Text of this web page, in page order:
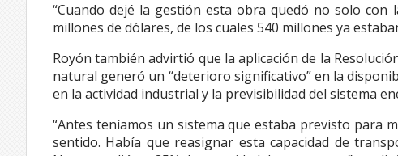
“Cuando dejé la gestión esta obra quedó no solo
millones de dólares, de los cuales 540 millones ya
Royón también advirtió que la aplicación de la
natural generó un “deterioro significativo” en la
en la actividad industrial y la previsibilidad del sistema
“Antes teníamos un sistema que estaba previsto para
sentido. Había que reasignar esta capacidad de